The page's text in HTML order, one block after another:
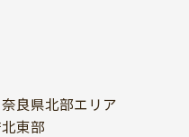
良県北部エリア
東部